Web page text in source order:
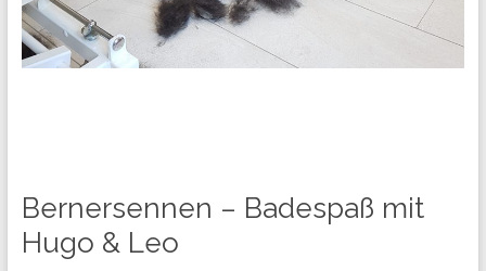
Bernersennen – Badespaß mit
Hugo & Leo